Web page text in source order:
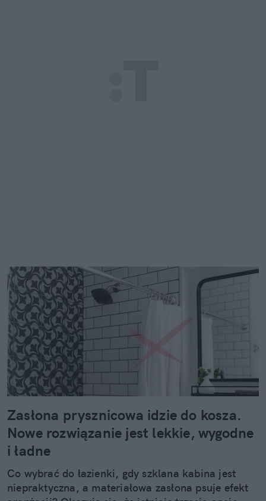
Zasłona prysznicowa idzie do kosza.
Nowe rozwiązanie jest lekkie, wygodne
i ładne
Co wybrać do łazienki, gdy szklana kabina jest
niepraktyczna, a materiałowa zasłona psuje efekt